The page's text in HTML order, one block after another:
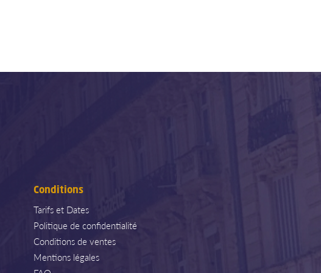
Conditions
Tarifs et Dates
Politique de confidentialité
Conditions de ventes
Mentions légales